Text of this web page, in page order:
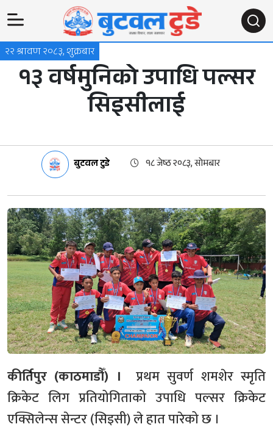
२२ श्रावण २०८३, शुक्रबार
१३ वर्षमुनिको उपाधि पल्सर
सिइसीलाई
बुटवल टुडे १८ जेष्ठ २०८३, सोमबार
कीर्तिपुर (काठमाडौँ) ।
प्रथम सुवर्ण शमशेर स्मृति
क्रिकेट लिग प्रतियोगिताको उपाधि पल्सर क्रिकेट
एक्सिलेन्स सेन्टर (सिइसी) ले हात पारेको छ ।